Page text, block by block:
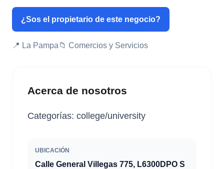
¿Sos el propietario de este negocio?
📍 La Pampa 📁 Comercios y Servicios
Acerca de nosotros
Categorías: college/university
UBICACIÓN
Calle General Villegas 775, L6300DPO S